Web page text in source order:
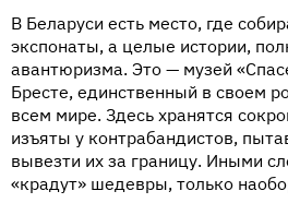
В Беларуси есть место, где
экспонаты, а целые истории,
авантюризма. Это — музей
Бресте, единственный в своем
всем мире. Здесь хранятся
изъяты у контрабандистов,
вывезти их за границу. Иными
«крадут» шедевры, только